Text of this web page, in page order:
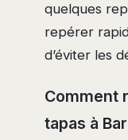
quelques
repérer
d’éviter les
Comment
tapas à